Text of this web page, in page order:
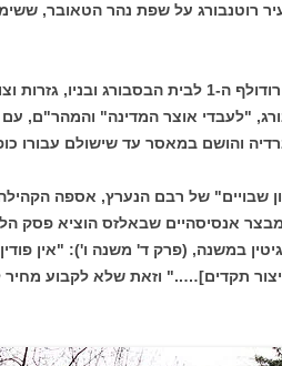
שנת 1286 היו בעיר רוטנבורג על שפת נהר
בשנת 1286 הטילו הקיסר רודולף ה-1 לבית
"לעבדי אוצר המדינה" והמהר"ם, עם
והושם במאסר עד שישולם עבורו
שבויים" של רבם הנערץ, אספה
אנסיסהיים שבאלזס הוציא פסק
במשנה, (פרק ד' משנה ו'): "אין פודין
תקדים]….." וזאת שלא לקבוע